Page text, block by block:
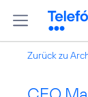
Zurück zu